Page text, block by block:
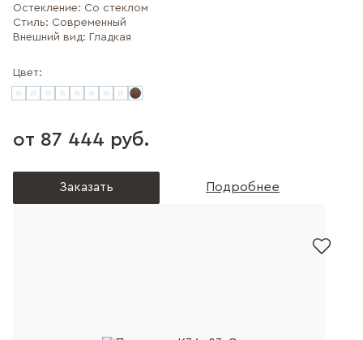
Остекление: Со стеклом
Стиль: Современный
Внешний вид: Гладкая
Цвет:
от 87 444 руб.
Заказать Подробнее